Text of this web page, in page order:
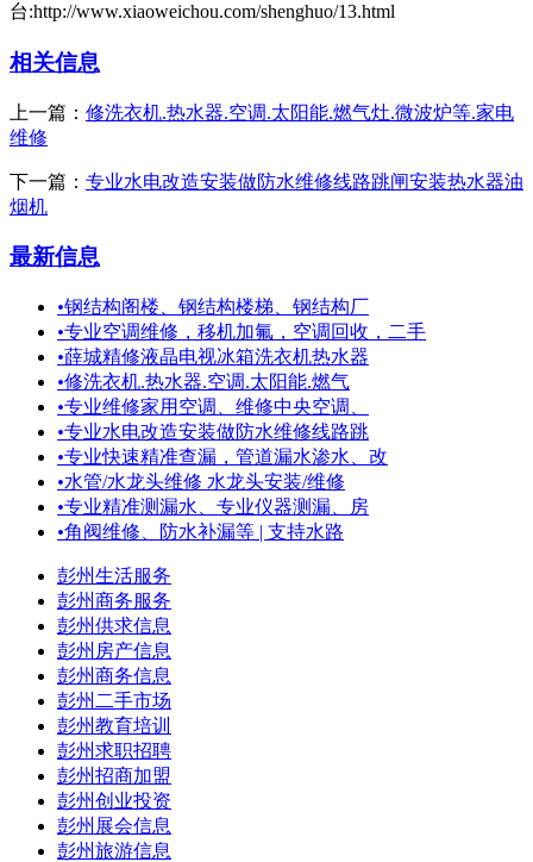
台:http://www.xiaoweichou.com/shenghuo/13.html
相关信息
上一篇： 修洗衣机.热水器.空调.太阳能.燃气灶.微波炉等.家电
维修
下一篇： 专业水电改造安装做防水维修线路跳闸安装热水器油
烟机
最新信息
•钢结构阁楼、钢结构楼梯、钢结构厂
•专业空调维修，移机加氟，空调回收，二手
•薛城精修液晶电视冰箱洗衣机热水器
•修洗衣机.热水器.空调.太阳能.燃气
•专业维修家用空调、维修中央空调、
•专业水电改造安装做防水维修线路跳
•专业快速精准查漏，管道漏水渗水、改
•水管/水龙头维修 水龙头安装/维修
•专业精准测漏水、专业仪器测漏、房
•角阀维修、防水补漏等 | 支持水路
彭州生活服务
彭州商务服务
彭州供求信息
彭州房产信息
彭州商务信息
彭州二手市场
彭州教育培训
彭州求职招聘
彭州招商加盟
彭州创业投资
彭州展会信息
彭州旅游信息